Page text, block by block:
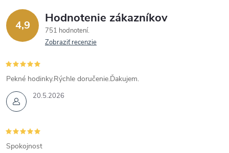
4,9 Hodnotenie zákazníkov
751 hodnotení
Zobraziť recenzie
20.5.2026
Pekné hodinky.Rýchle doručenie.Ďakujem.
Spokojnost